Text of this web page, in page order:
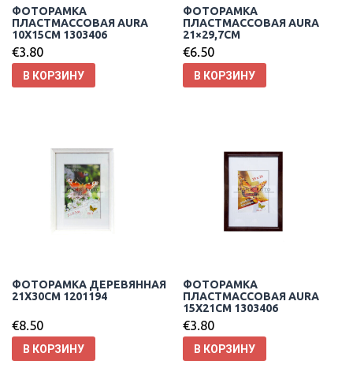
ФОТОРАМКА
ПЛАСТМАССОВАЯ AURA
10X15CM 1303406
€3.80
В КОРЗИНУ
ФОТОРАМКА
ПЛАСТМАССОВАЯ AURA
21×29,7CM
€6.50
В КОРЗИНУ
ФОТОРАМКА ДЕРЕВЯННАЯ
21X30CM 1201194
€8.50
В КОРЗИНУ
ФОТОРАМКА
ПЛАСТМАССОВАЯ AURA
15X21CM 1303406
€3.80
В КОРЗИНУ